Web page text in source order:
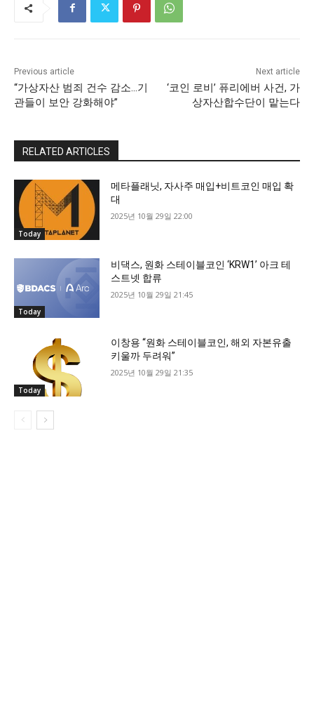
Previous article
“가상자산 범죄 건수 감소…기
관들이 보안 강화해야”
Next article
‘코인 로비’ 퓨리에버 사건, 가
상자산합수단이 맡는다
RELATED ARTICLES
Today
메타플래닛, 자사주 매입+비트코인 매입 확
대
2025년 10월 29일 22:00
Today
비댁스, 원화 스테이블코인 ‘KRW1’ 아크 테
스트넷 합류
2025년 10월 29일 21:45
Today
이창용 “원화 스테이블코인, 해외 자본유출
키울까 두려워”
2025년 10월 29일 21:35